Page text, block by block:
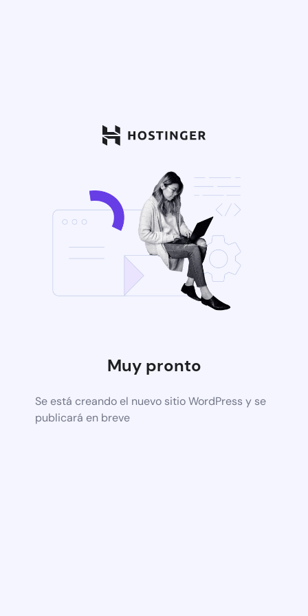
Muy pronto
Se está creando el nuevo sitio WordPress y se
publicará en breve